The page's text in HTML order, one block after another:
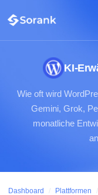
KI-
Wie oft wird
Gemini, Grok,
monatliche
Dashboard / Plattformen /